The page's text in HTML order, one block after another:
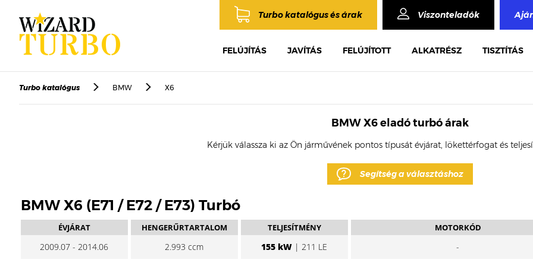
Turbo katalógus és árak Viszonteladók
FELÚJÍTÁS JAVÍTÁS FELÚJÍTOTT ALKATRÉSZ TISZTÍTÁS
Turbo katalógus BMW X6
BMW X6 eladó turbó árak
Kérjük válassza ki az Ön járművének pontos típusát évjárat, lökettérfogat és
Segítség a választáshoz
BMW X6 (E71 / E72 / E73) Turbó
ÉVJÁRAT
2009.07 - 2014.06
HENGERŰRTARTALOM
2.993 ccm
TELJESÍTMÉNY
155 kW | 211 LE
MOTORKÓD
-